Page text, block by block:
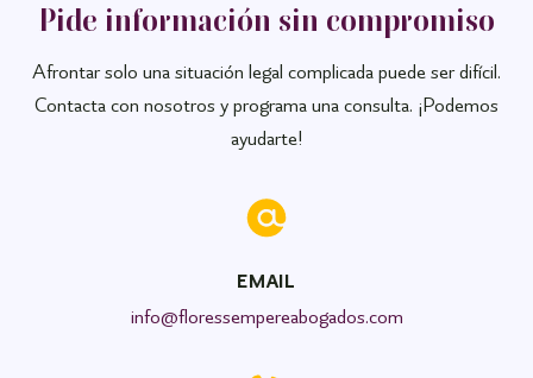
Pide información sin compromiso
Afrontar solo una situación legal complicada puede ser difícil.
Contacta con nosotros y programa una consulta. ¡Podemos
ayudarte!
EMAIL
info@floressempereabogados.com